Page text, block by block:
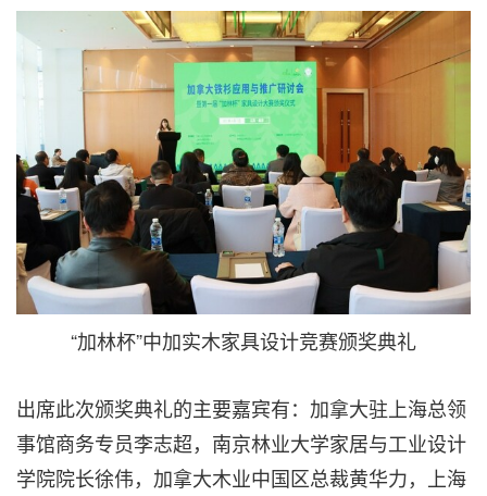
“加林杯”中加实木家具设计竞赛颁奖典礼
出席此次颁奖典礼的主要嘉宾有：加拿大驻上海总领
事馆商务专员李志超，南京林业大学家居与工业设计
学院院长徐伟，加拿大木业中国区总裁黄华力，上海